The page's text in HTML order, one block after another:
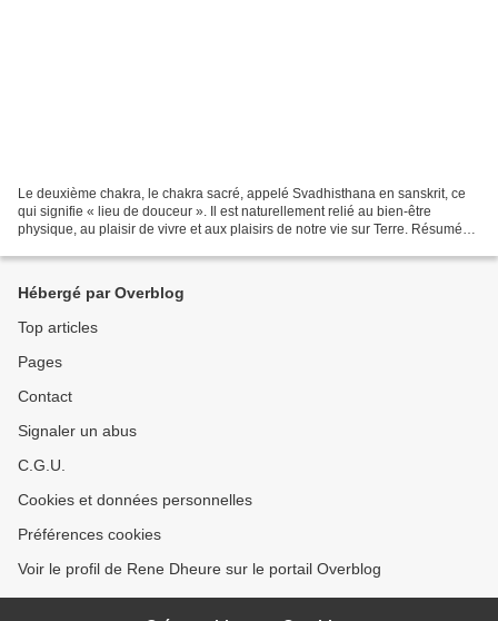
Le deuxième chakra, le chakra sacré, appelé Svadhisthana en sanskrit, ce
qui signifie « lieu de douceur ». Il est naturellement relié au bien-être
physique, au plaisir de vivre et aux plaisirs de notre vie sur Terre. Résumé
Hébergé par Overblog
Top articles
Pages
Contact
Signaler un abus
C.G.U.
Cookies et données personnelles
Préférences cookies
Voir le profil de Rene Dheure sur le portail Overblog